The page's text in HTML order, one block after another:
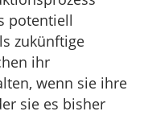
potentiell
zukünftige
ihr
wenn sie ihre
sie es bisher